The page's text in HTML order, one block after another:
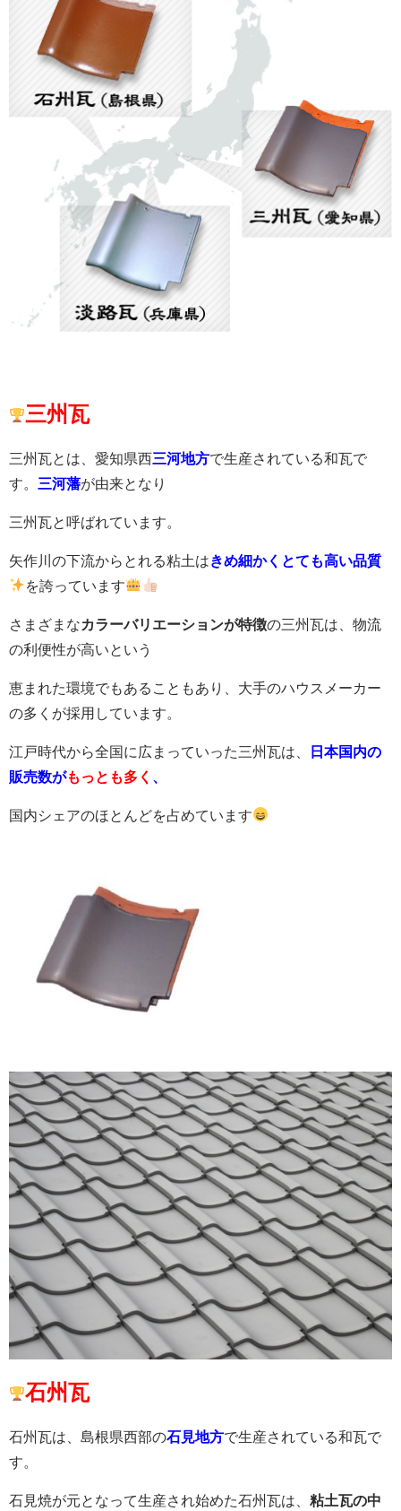
三州瓦
三州瓦とは、愛知県西三河地方で生産されている和瓦で
す。 三河藩が由来となり
三州瓦と呼ばれています。
矢作川の下流からとれる粘土はきめ細かくとても高い品質
を誇っています
さまざまなカラーバリエーションが特徴の三州瓦は、物流
の利便性が高いという
恵まれた環境でもあることもあり、大手のハウスメーカー
の多くが採用しています。
江戸時代から全国に広まっていった三州瓦は、
日本国内の
販売数がもっとも多く 、
国内シェアのほとんどを占めています
石州瓦
石州瓦は、島根県西部の石見地方で生産されている和瓦で
す。
石見焼が元となって生産され始めた石州瓦は、 粘土瓦の中